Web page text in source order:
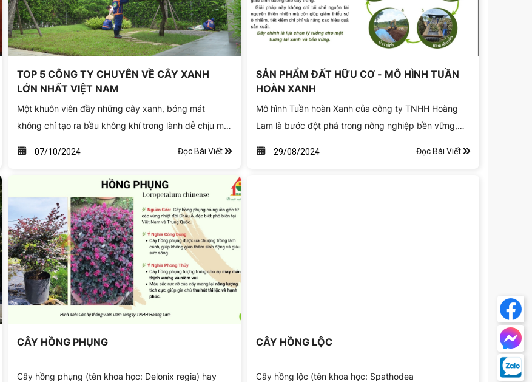
TOP 5 CÔNG TY CHUYÊN VỀ CÂY XANH
LỚN NHẤT VIỆT NAM
Một khuôn viên đầy những cây xanh, bóng mát
không chỉ tạo ra bầu không khí trong lành dễ chịu mà
Nếu bạn đang ấp ủ dự định tạo nên một không gian
lý tưởng như vậy thì chắc chắn bạn không thể bỏ qua
thông tin về các công ty cung cấp cây xanh nổi tiếng
qua bài viết dưới đây của Toplist.
07/10/2024 Đọc Bài Viết
SẢN PHẨM ĐẤT HỮU CƠ - MÔ HÌNH TUẦN
HOÀN XANH
Mô hình Tuần hoàn Xanh của công ty TNHH Hoàng
Lam là bước đột phá trong nông nghiệp bền vững,
29/08/2024 Đọc Bài Viết
CÂY HỒNG PHỤNG
Cây hồng phụng (tên khoa học: Delonix regia) hay
CÂY HỒNG LỘC
Cây hồng lộc (tên khoa học: Spathodea